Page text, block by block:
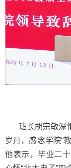
班长胡宗敏深
岁月，感念学院“
他表示，毕业二